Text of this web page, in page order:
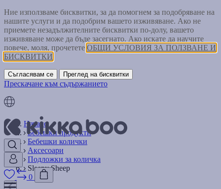
Ние използваме бисквитки, за да помогнем за подобряване на
нашите услуги и да подобрим вашето изживяване. Ако не
приемете незадължителните бисквитки по-долу, вашето
изживяване може да бъде засегнато. Ако искате да научите
повече, моля, прочетете ОБЩИ УСЛОВИЯ ЗА ПОЛЗВАНЕ И
БИСКВИТКИ
Съгласявам се Преглед на бисквитки
Прескачане към съдържанието
0
Начало
Бебешки продукти
Бебешки колички
Аксесоари
Подложки за количка
Sleepy Sheep